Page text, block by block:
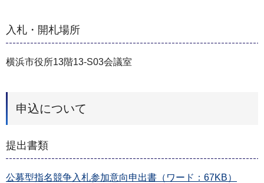
入札・開札場所
横浜市役所13階13-S03会議室
申込について
提出書類
公募型指名競争入札参加意向申出書（ワード：67KB）